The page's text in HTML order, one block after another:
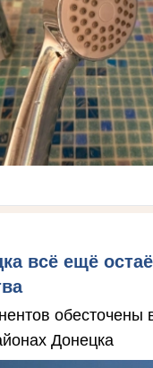
всё ещё
обесточены
Донецка